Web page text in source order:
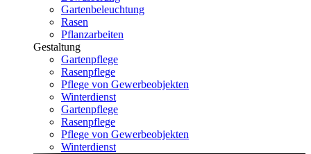
Gartenbeleuchtung
Rasen
Pflanzarbeiten
Gestaltung
Gartenpflege
Rasenpflege
Pflege von Gewerbeobjekten
Winterdienst
Gartenpflege
Rasenpflege
Pflege von Gewerbeobjekten
Winterdienst